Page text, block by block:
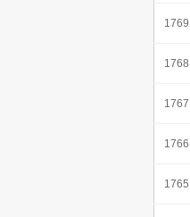
1769
1768
1767
1766
1765